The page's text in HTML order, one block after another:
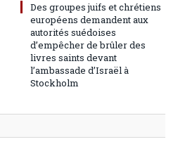
Des groupes juifs et chrétiens
européens demandent aux
autorités suédoises
d’empêcher de brûler des
livres saints devant
l’ambassade d’Israël à
Stockholm